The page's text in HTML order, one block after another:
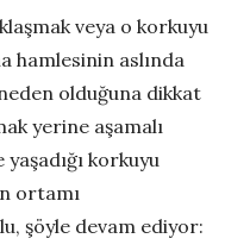
veya o korkuyu
hamlesinin aslında
olduğuna dikkat
yerine aşamalı
korkuyu
ortamı
şöyle devam ediyor: